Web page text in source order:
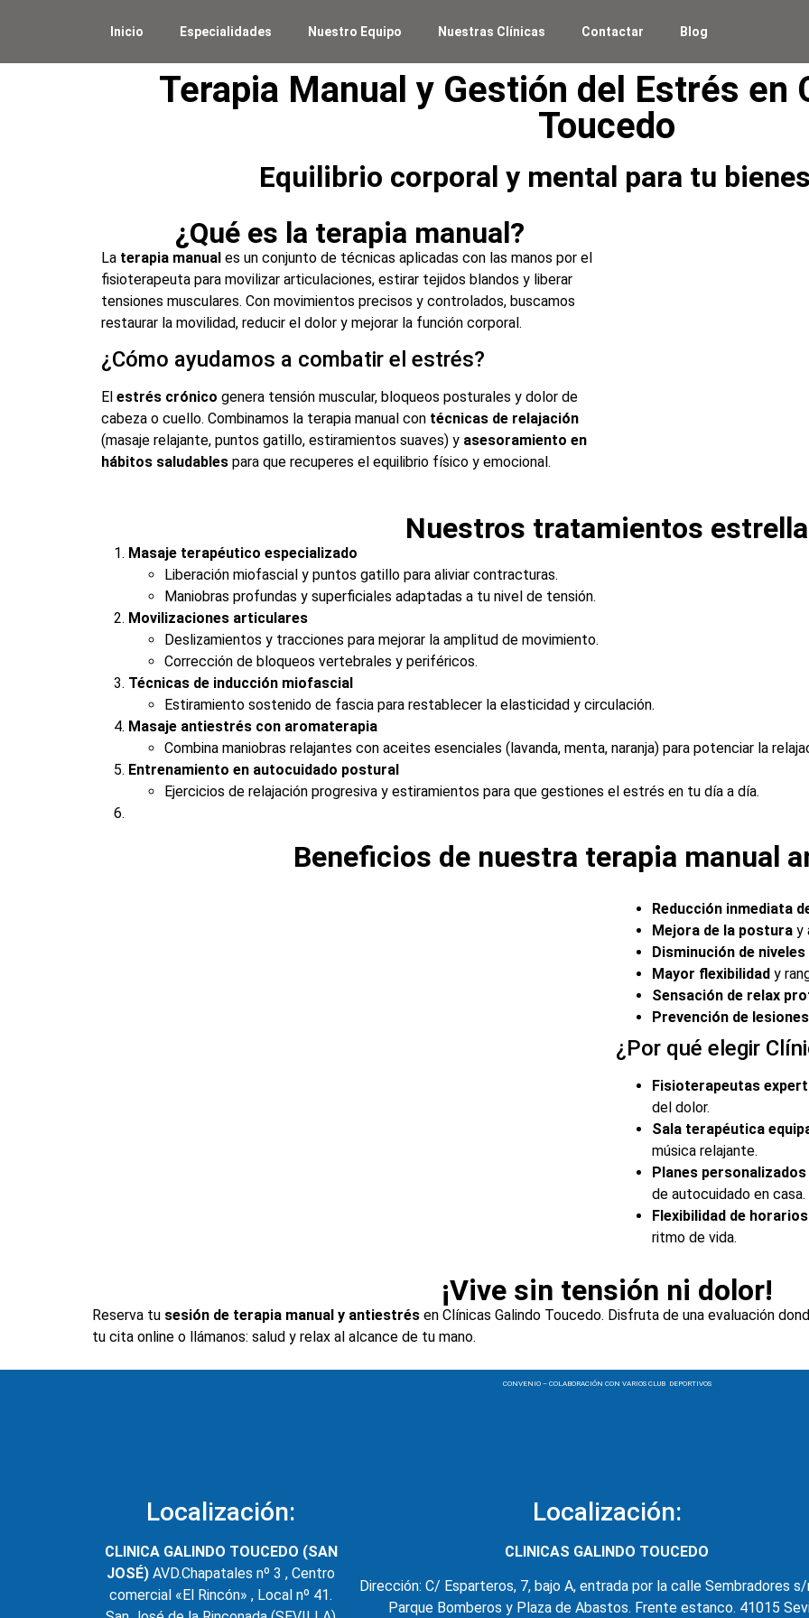
Inicio Especialidades Nuestro Equipo Nuestras Clínicas Contactar Blog
Terapia Manual y Gestión del Estrés en
Toucedo
Equilibrio corporal y mental para tu
¿Qué es la terapia manual?
La terapia manual es un conjunto de técnicas aplicadas con las manos por el
fisioterapeuta para movilizar articulaciones, estirar tejidos blandos y liberar
tensiones musculares. Con movimientos precisos y controlados, buscamos
restaurar la movilidad, reducir el dolor y mejorar la función corporal.
¿Cómo ayudamos a combatir el estrés?
El estrés crónico genera tensión muscular, bloqueos posturales y dolor de
cabeza o cuello. Combinamos la terapia manual con técnicas de relajación
(masaje relajante, puntos gatillo, estiramientos suaves) y asesoramiento en
hábitos saludables para que recuperes el equilibrio físico y emocional.
Nuestros tratamientos estrella
Masaje terapéutico especializado
Liberación miofascial y puntos gatillo para aliviar contracturas.
Maniobras profundas y superficiales adaptadas a tu nivel de tensión.
Movilizaciones articulares
Deslizamientos y tracciones para mejorar la amplitud de movimiento.
Corrección de bloqueos vertebrales y periféricos.
Técnicas de inducción miofascial
Estiramiento sostenido de fascia para restablecer la elasticidad y circulación.
Masaje antiestrés con aromaterapia
Combina maniobras relajantes con aceites esenciales (lavanda, menta, naranja) para potenciar la
Entrenamiento en autocuidado postural
Ejercicios de relajación progresiva y estiramientos para que gestiones el estrés en tu día a día.
Beneficios de nuestra terapia manual
Reducción inmediata
Mejora de la postura y
Disminución de
Mayor flexibilidad y
Sensación de relax
Prevención de lesiones
¿Por qué elegir
Fisioterapeutas
del dolor.
Sala terapéutica
música relajante.
Planes personalizados
de autocuidado en casa.
Flexibilidad de horarios
ritmo de vida.
¡Vive sin tensión ni dolor!
Reserva tu sesión de terapia manual y antiestrés en Clínicas Galindo Toucedo. Disfruta de una evaluación
tu cita online o llámanos: salud y relax al alcance de tu mano.
CONVENIO – COLABORACIÓN CON VARIOS CLUB DEPORTIVOS
Localización:
CLINICA GALINDO TOUCEDO (SAN
JOSÉ) AVD.Chapatales nº 3 , Centro
comercial «El Rincón» , Local nº 41.
Localización:
CLINICAS GALINDO TOUCEDO
Dirección: C/ Esparteros, 7, bajo A, entrada por la calle Sembradores
Parque Bomberos y Plaza de Abastos. Frente estanco. 41015